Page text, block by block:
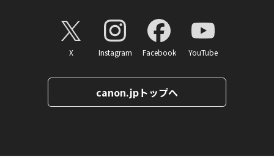
X Instagram Facebook YouTube
canon.jpトップへ